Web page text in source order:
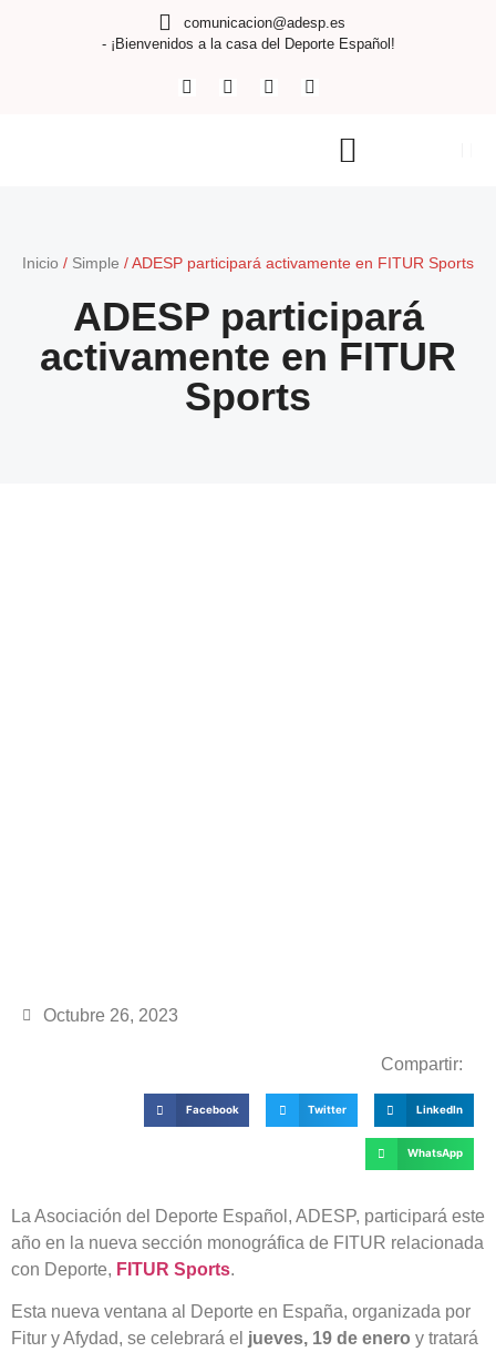
comunicacion@adesp.es
- ¡Bienvenidos a la casa del Deporte Español!
Inicio / Simple / ADESP participará activamente en FITUR Sports
ADESP participará
activamente en FITUR
Sports
Octubre 26, 2023
Compartir:
Facebook Twitter LinkedIn
WhatsApp
La Asociación del Deporte Español, ADESP, participará este
año en la nueva sección monográfica de FITUR relacionada
con Deporte, FITUR Sports.
Esta nueva ventana al Deporte en España, organizada por
Fitur y Afydad, se celebrará el jueves, 19 de enero y tratará